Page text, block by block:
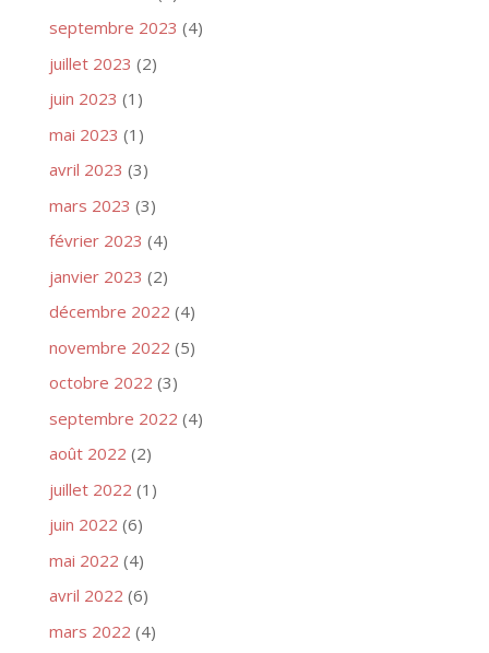
septembre 2023 (4)
juillet 2023 (2)
juin 2023 (1)
mai 2023 (1)
avril 2023 (3)
mars 2023 (3)
février 2023 (4)
janvier 2023 (2)
décembre 2022 (4)
novembre 2022 (5)
octobre 2022 (3)
septembre 2022 (4)
août 2022 (2)
juillet 2022 (1)
juin 2022 (6)
mai 2022 (4)
avril 2022 (6)
mars 2022 (4)